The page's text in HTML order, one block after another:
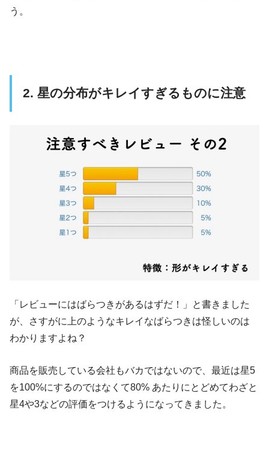
う。
2. 星の分布がキレイすぎるものに注意
「レビューにはばらつきがあるはずだ！」と書きました
が、さすがに上のようなキレイなばらつきは怪しいのは
わかりますよね？
商品を販売している会社もバカではないので、最近は星5
を100%にするのではなくて80% あたりにとどめてわざと
星4や3などの評価をつけるようになってきました。